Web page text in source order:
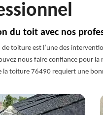
du toit avec nos
de toiture est l’une des
nous faire confiance pour
la toiture 76490 requiert une